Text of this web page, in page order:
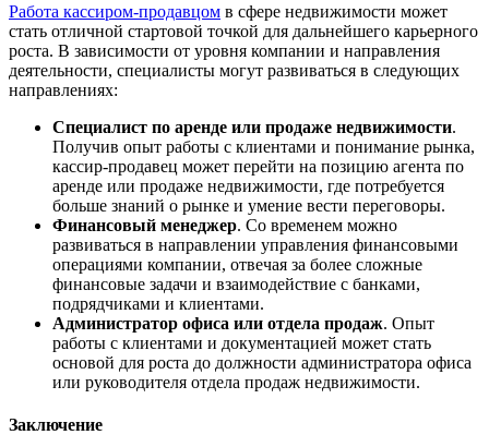
Работа кассиром-продавцом в сфере недвижимости может
стать отличной стартовой точкой для дальнейшего карьерного
роста. В зависимости от уровня компании и направления
деятельности, специалисты могут развиваться в следующих
направлениях:
Специалист по аренде или продаже недвижимости.
Получив опыт работы с клиентами и понимание рынка,
кассир-продавец может перейти на позицию агента по
аренде или продаже недвижимости, где потребуется
больше знаний о рынке и умение вести переговоры.
Финансовый менеджер. Со временем можно
развиваться в направлении управления финансовыми
операциями компании, отвечая за более сложные
финансовые задачи и взаимодействие с банками,
подрядчиками и клиентами.
Администратор офиса или отдела продаж. Опыт
работы с клиентами и документацией может стать
основой для роста до должности администратора офиса
или руководителя отдела продаж недвижимости.
Заключение